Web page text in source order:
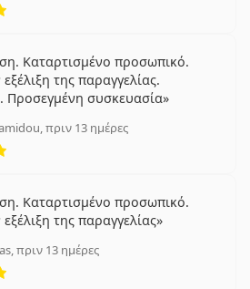
επαφής
με τους Acuvue Oasys
Καταρτισμένο προσωπικό.
της παραγγελίας.
Προσεγμένη συσκευασία
πριν 13 ημέρες
5 αξιολογήσεις από 5
Καταρτισμένο προσωπικό.
της παραγγελίας
πριν 13 ημέρες
5 αξιολογήσεις από 5